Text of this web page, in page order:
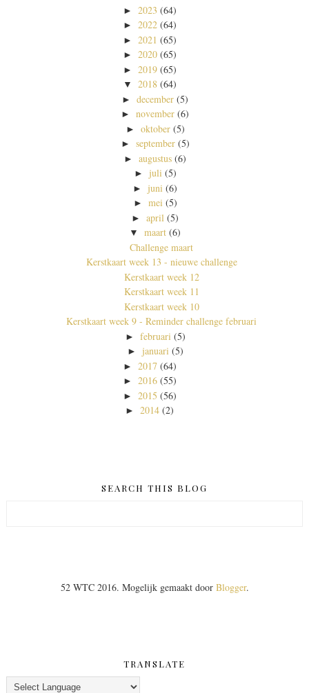
► 2023 (64)
► 2022 (64)
► 2021 (65)
► 2020 (65)
► 2019 (65)
▼ 2018 (64)
►december (5)
►november (6)
► oktober (5)
► september (5)
►augustus (6)
► juli (5)
►juni (6)
► mei (5)
►april (5)
▼maart (6)
Challenge maart
Kerstkaart week 13 - nieuwe challenge
Kerstkaart week 12
Kerstkaart week 11
Kerstkaart week 10
Kerstkaart week 9 - Reminder challenge februari
► februari (5)
► januari (5)
► 2017 (64)
► 2016 (55)
► 2015 (56)
► 2014 (2)
SEARCH THIS BLOG
52 WTC 2016. Mogelijk gemaakt door Blogger.
TRANSLATE